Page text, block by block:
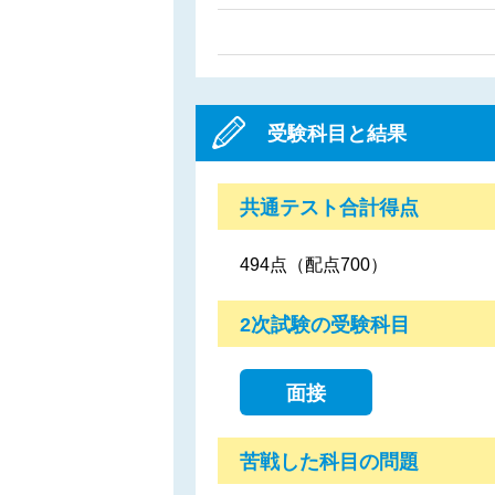
受験科目と結果
共通テスト合計得点
494点（配点700）
2次試験の受験科目
面接
苦戦した科目の問題